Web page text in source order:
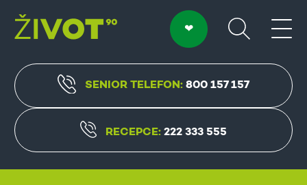
SENIOR TELEFON:800 157 157
RECEPCE:222 333 555